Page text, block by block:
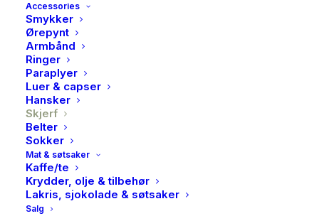
Accessories
Smykker
Ørepynt
Armbånd
Ringer
Paraplyer
Luer & capser
Hansker
Skjerf
Belter
Sokker
Mat & søtsaker
Kaffe/te
Krydder, olje & tilbehør
Lakris, sjokolade & søtsaker
Salg
Mos Mosh, Orchid scarf,
Brunnera blue
449,00 kr
Superflott viskoseskjerf fra MosMosh.